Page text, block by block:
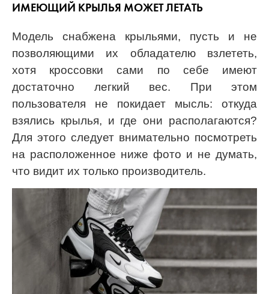
ИМЕЮЩИЙ КРЫЛЬЯ МОЖЕТ ЛЕТАТЬ
Модель снабжена крыльями, пусть и не
позволяющими их обладателю взлететь,
хотя кроссовки сами по себе имеют
достаточно легкий вес. При этом
пользователя не покидает мысль: откуда
взялись крылья, и где они располагаются?
Для этого следует внимательно посмотреть
на расположенное ниже фото и не думать,
что видит их только производитель.